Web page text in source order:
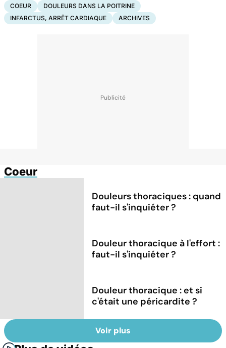
COEUR
DOULEURS DANS LA POITRINE
INFARCTUS, ARRÊT CARDIAQUE
ARCHIVES
Coeur
Douleurs thoraciques : quand
faut-il s'inquiéter ?
Douleur thoracique à l'effort :
faut-il s'inquiéter ?
Douleur thoracique : et si
c'était une péricardite ?
Voir plus